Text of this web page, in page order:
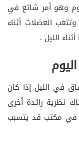
وهو أمر شائع في
العضلات أثناء
الليل .
في الليل إذا كان
نظرية رائدة أخرى
في مكتب قد يتسبب